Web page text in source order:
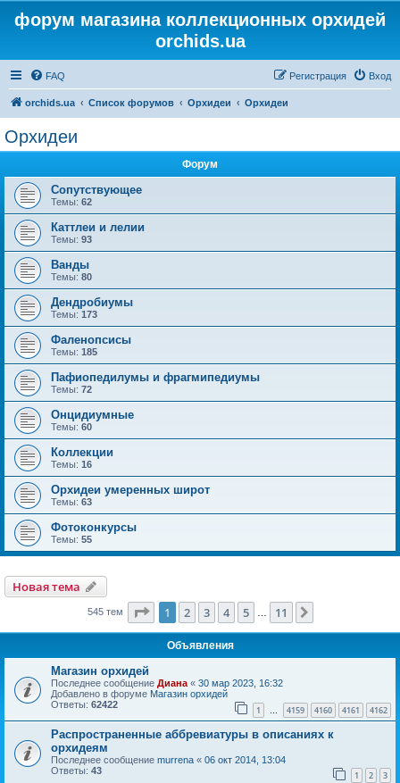
форум магазина коллекционных орхидей
orchids.ua
FAQ Вход
Регистрация
orchids.ua Список форумов Орхидеи Орхидеи
Орхидеи
Форум
Сопутствующее
Темы: 62
Каттлеи и лелии
Темы: 93
Ванды
Темы: 80
Дендробиумы
Темы: 173
Фаленопсисы
Темы: 185
Пафиопедилумы и фрагмипедиумы
Темы: 72
Онцидиумные
Темы: 60
Коллекции
Темы: 16
Орхидеи умеренных широт
Темы: 63
Фотоконкурсы
Темы: 55
Новая тема
545 тем Страница из 11
1 2 3 4 5 11
Объявления
Магазин орхидей
Последнее сообщение Диана « 30 мар 2023, 16:32
Добавлено в форуме Магазин орхидей
Ответы: 62422 1 … 4159 4160 4161 4162
Распространенные аббревиатуры в описаниях к
орхидеям
Последнее сообщение murrena « 06 окт 2014, 13:04
Ответы: 43 1 2 3